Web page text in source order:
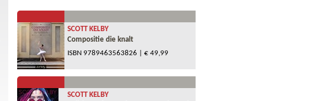
SCOTT KELBY
Compositie die knalt
ISBN 9789463563826 | € 49,99
SCOTT KELBY